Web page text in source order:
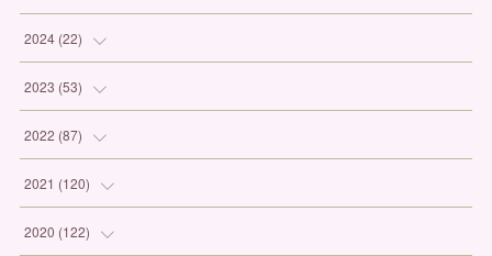
(3
(6
(5
(1
(7
(3
(4)
2024 (22)
(1
(1
(2)
(2)
2023 (53)
(6
(1)
(3)
2022 (87)
(12
(9)
2021 (120)
(10
2020 (122)